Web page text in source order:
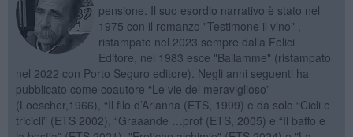
pensione. Il suo esordio narrativo è stato nel
1975 con il romanzo "Testimone il vino" ,
ristampato nel 2023 sempre dalla Felici
Editore, nel 1983 esce "Bailamme" (ristampato
nel 2022 con Porto Seguro editore). Negli anni seguenti ha
pubblicato come coautore “Le vie del meraviglioso”
(Loescher,1966), “Il filo d’Arianna (ETS, 1999) e da solo “Cicli e
tricicli” (ETS 2002), “Graaande …prof (ETS, 2005) e “Il baffo e